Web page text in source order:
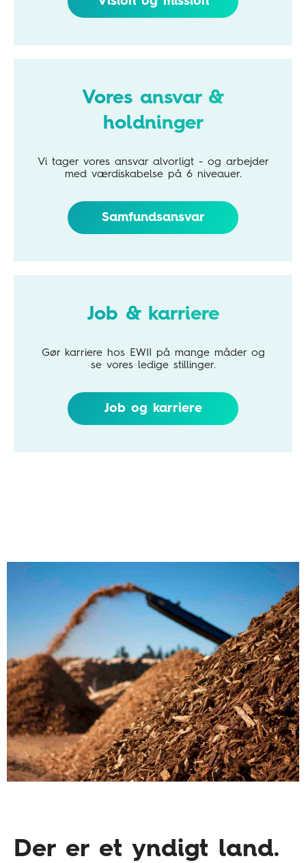
Vores ansvar &
holdninger
Vi tager vores ansvar alvorligt - og arbejder
med værdiskabelse på 6 niveauer.
Samfundsansvar
Job & karriere
Gør karriere hos EWII på mange måder og
se vores ledige stillinger.
Job og karriere
Der er et yndigt land.